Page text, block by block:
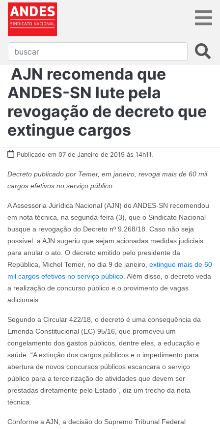
AJN recomenda que
ANDES-SN lute pela
revogação de decreto que
extingue cargos
Publicado em 07 de Janeiro de 2019 às 14h11.
Decreto publicado por Temer, em janeiro, revoga mais de 60 mil
cargos efetivos no serviço público
A Assessoria Jurídica Nacional (AJN) do ANDES-SN recomendou
em nota técnica, na segunda-feira (3), que o Sindicato Nacional
busque a revogação do Decreto nº 9.268/18. Caso não seja
possível, a AJN sugeriu que sejam acionadas medidas judiciais
para anular o ato. O decreto emitido pelo presidente da
República, Michel Temer, no dia 9 de janeiro, extingue mais de 60
mil cargos efetivos no serviço público . Além disso, o decreto veda
a realização de concurso público e o provimento de vagas
adicionais.
Segundo a Circular 422/18, o decreto é uma consequência da
Emenda Constitucional (EC) 95/16, que promoveu um
congelamento dos gastos públicos, dentre eles, a educação e
saúde. “A extinção dos cargos públicos e o impedimento para
abertura de novos concursos públicos escancara o serviço
público para a terceirização de atividades que devem ser
prestadas diretamente pelo Estado”, diz um trecho da nota
técnica.
Conforme a AJN, a decisão do Supremo Tribunal Federal